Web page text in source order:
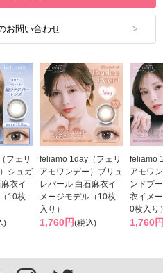
お問い合わせ
フェリ
シュガ
衣イ
10枚
)
feliamo 1day（フェリ
アモワンデー）ブリュ
レパール 白石麻衣イ
メージモデル（10枚
入り）
1,760円(税込)
feliamo
アモワ
ンドプ
衣イメ
0枚入り
1,760